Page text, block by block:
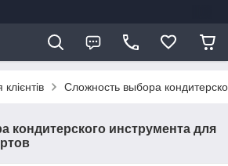
Сложность выбора
кондитерского инструмента для